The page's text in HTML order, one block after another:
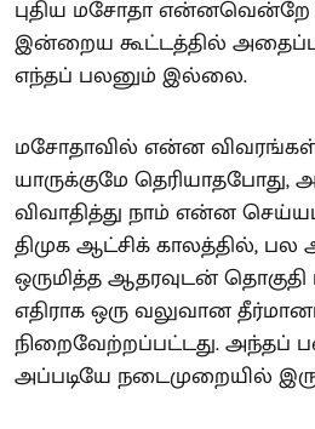
புதிய மசோதா என்னவென்றே
இன்றைய கூட்டத்தில்
எந்தப் பலனும் இல்லை.
மசோதாவில் என்ன
யாருக்குமே தெரியாதபோது,
விவாதித்து நாம் என்ன
திமுக ஆட்சிக் காலத்தில், பல
ஒருமித்த ஆதரவுடன்
எதிராக ஒரு வலுவான
நிறைவேற்றப்பட்டது. அந்தப்
அப்படியே நடைமுறையில்